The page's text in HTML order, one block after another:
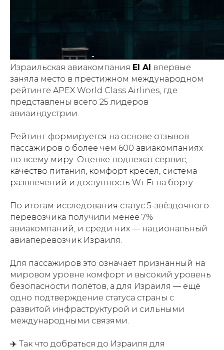
Израильская авиакомпания El Al впервые
заняла место в престижном международном
рейтинге APEX World Class Airlines, где
представлены всего 25 лидеров
авиаиндустрии.
Рейтинг формируется на основе отзывов
пассажиров о более чем 600 авиакомпаниях
по всему миру. Оценке подлежат сервис,
качество питания, комфорт кресел, система
развлечений и доступность Wi-Fi на борту.
По итогам исследования статус 5-звёздочного
перевозчика получили менее 7%
авиакомпаний, и среди них — национальный
авиаперевозчик Израиля.
Для пассажиров это означает признанный на
мировом уровне комфорт и высокий уровень
безопасности полётов, а для Израиля — ещё
одно подтверждение статуса страны с
развитой инфраструктурой и сильными
международными связями.
✈️ Так что добраться до Израиля для